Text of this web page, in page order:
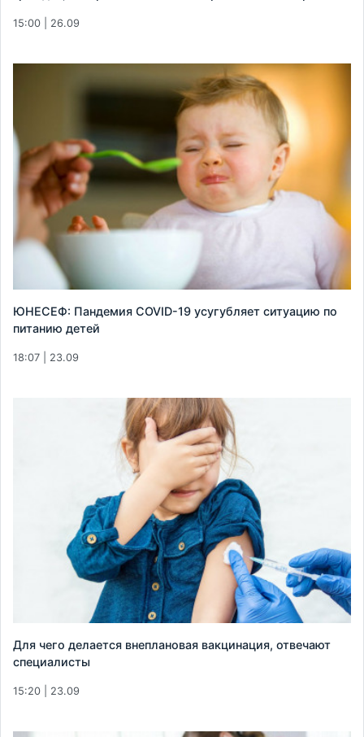
15:00 | 26.09
ЮНЕСЕФ: Пандемия COVID-19 усугубляет ситуацию по
питанию детей
18:07 | 23.09
Для чего делается внеплановая вакцинация, отвечают
специалисты
15:20 | 23.09